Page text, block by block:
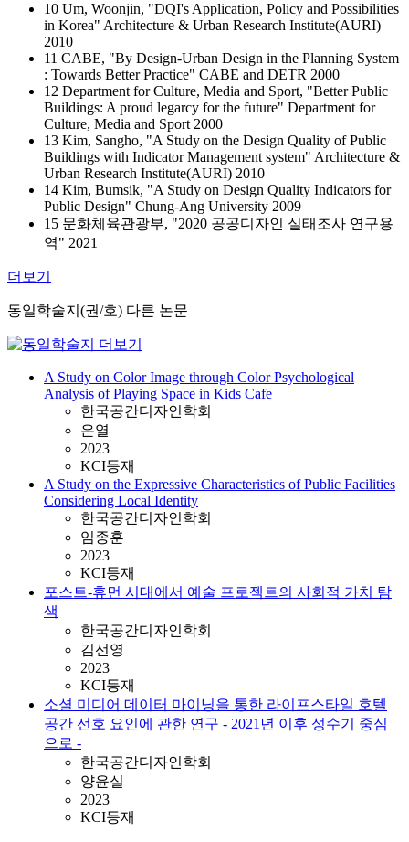
10 Um, Woonjin, "DQI's Application, Policy and Possibilities
in Korea" Architecture & Urban Research Institute(AURI)
2010
11 CABE, "By Design-Urban Design in the Planning System
: Towards Better Practice" CABE and DETR 2000
12 Department for Culture, Media and Sport, "Better Public
Buildings: A proud legarcy for the future" Department for
Culture, Media and Sport 2000
13 Kim, Sangho, "A Study on the Design Quality of Public
Buildings with Indicator Management system" Architecture &
Urban Research Institute(AURI) 2010
14 Kim, Bumsik, "A Study on Design Quality Indicators for
Public Design" Chung-Ang University 2009
15 문화체육관광부, "2020 공공디자인 실태조사 연구용
역" 2021
더보기
동일학술지(권/호) 다른 논문
A Study on Color Image through Color Psychological
Analysis of Playing Space in Kids Cafe
한국공간디자인학회
은열
2023
KCI등재
A Study on the Expressive Characteristics of Public Facilities
Considering Local Identity
한국공간디자인학회
임종훈
2023
KCI등재
포스트-휴먼 시대에서 예술 프로젝트의 사회적 가치 탐
색
한국공간디자인학회
김선영
2023
KCI등재
소셜 미디어 데이터 마이닝을 통한 라이프스타일 호텔
공간 선호 요인에 관한 연구 - 2021년 이후 성수기 중심
으로 -
한국공간디자인학회
양윤실
2023
KCI등재